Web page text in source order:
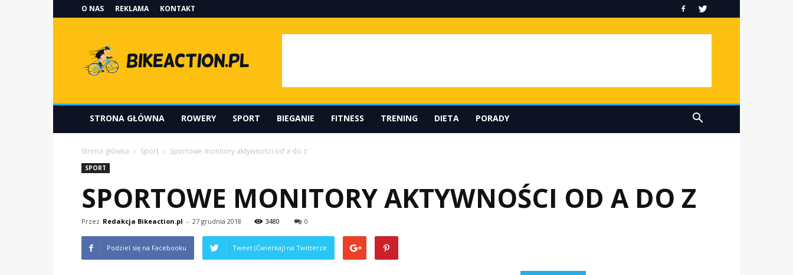
O NAS REKLAMA KONTAKT
STRONA GŁÓWNA ROWERY SPORT BIEGANIE FITNESS TRENING DIETA PORADY
Strona główna Sport Sportowe monitory aktywności od a do z
SPORT
SPORTOWE MONITORY AKTYWNOŚCI OD A DO Z
Przez Redakcja Bikeaction.pl - 27 grudnia 2018 3480 0
Podziel się na Facebooku Tweet (Ćwierkaj) na Twitterze